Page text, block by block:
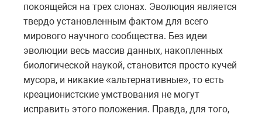
покоящейся на трех слонах. Эволюция является
твердо установленным фактом для всего
мирового научного сообщества. Без идеи
эволюции весь массив данных, накопленных
биологической наукой, становится просто кучей
мусора, и никакие «альтернативные», то есть
креационистские умствования не могут
исправить этого положения. Правда, для того,